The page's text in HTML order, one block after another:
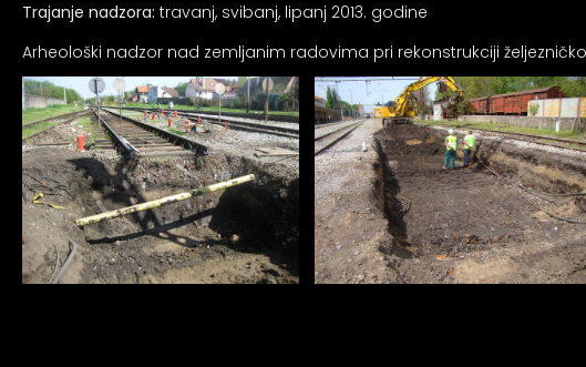
Trajanje nadzora: travanj, svibanj, lipanj 2013. godine
Arheološki nadzor nad zemljanim radovima pri rekonstrukciji
prijateljski režim
za slijepe
režim za epilepsiju